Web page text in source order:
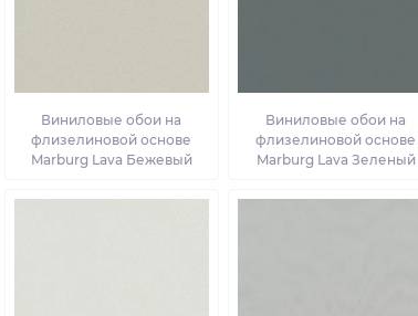
Виниловые обои на
флизелиновой основе
Marburg Lava Бежевый
Виниловые обои на
флизелиновой основе
Marburg Lava Зеленый